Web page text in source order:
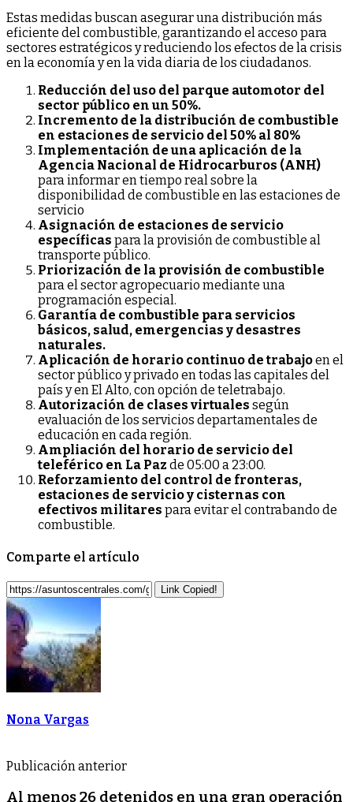
Estas medidas buscan asegurar una distribución más
eficiente del combustible, garantizando el acceso para
sectores estratégicos y reduciendo los efectos de la crisis
en la economía y en la vida diaria de los ciudadanos.
Reducción del uso del parque automotor del
sector público en un 50%.
Incremento de la distribución de combustible
en estaciones de servicio del 50% al 80%
Implementación de una aplicación de la
Agencia Nacional de Hidrocarburos (ANH)
para informar en tiempo real sobre la
disponibilidad de combustible en las estaciones de
servicio
Asignación de estaciones de servicio
específicas para la provisión de combustible al
transporte público.
Priorización de la provisión de combustible
para el sector agropecuario mediante una
programación especial.
Garantía de combustible para servicios
básicos, salud, emergencias y desastres
naturales.
Aplicación de horario continuo de trabajoen el
sector público y privado en todas las capitales del
país y en El Alto, con opción de teletrabajo.
Autorización de clases virtuales según
evaluación de los servicios departamentales de
educación en cada región.
Ampliación del horario de servicio del
teleférico en La Paz de 05:00 a 23:00.
Reforzamiento del control de fronteras,
estaciones de servicio y cisternas con
efectivos militares para evitar el contrabando de
combustible.
Comparte el artículo
Link Copied!
Nona Vargas
Publicación anterior
Al menos 26 detenidos en una gran operación